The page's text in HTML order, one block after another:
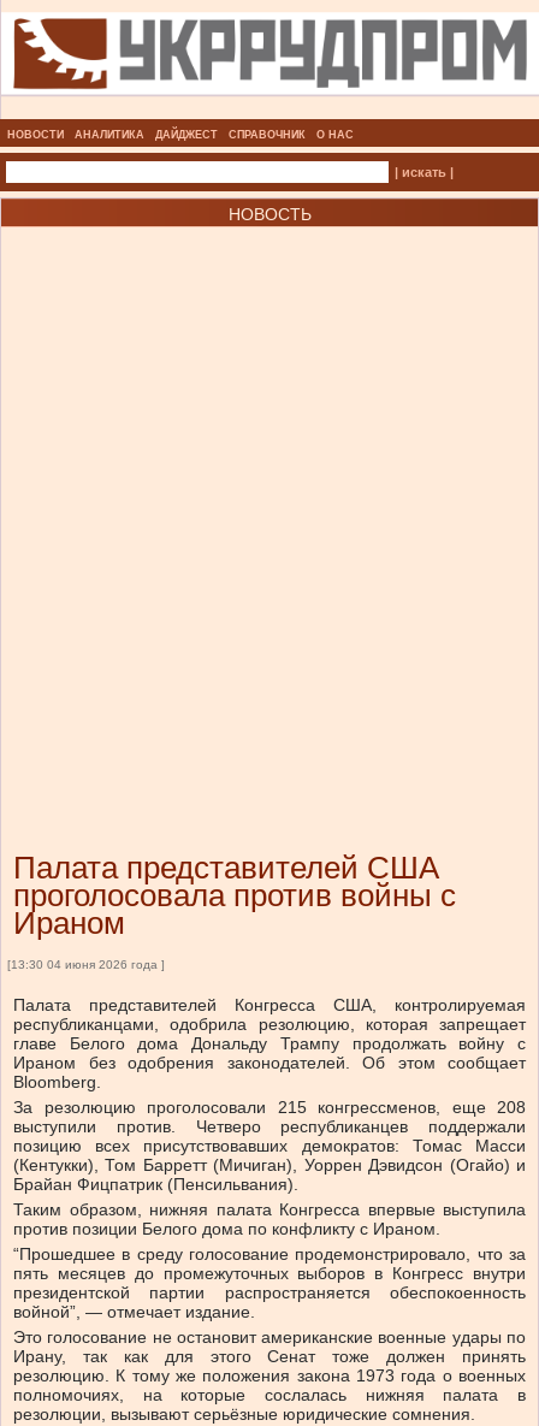
НОВОСТИ АНАЛИТИКА ДАЙДЖЕСТ СПРАВОЧНИК О НАС
| искать |
НОВОСТЬ
Палата представителей США
проголосовала против войны с
Ираном
[13:30 04 июня 2026 года ]
Палата представителей Конгресса США, контролируемая
республиканцами, одобрила резолюцию, которая запрещает
главе Белого дома Дональду Трампу продолжать войну с
Ираном без одобрения законодателей. Об этом сообщает
Bloomberg.
За резолюцию проголосовали 215 конгрессменов, еще 208
выступили против. Четверо республиканцев поддержали
позицию всех присутствовавших демократов: Томас Масси
(Кентукки), Том Барретт (Мичиган), Уоррен Дэвидсон (Огайо) и
Брайан Фицпатрик (Пенсильвания).
Таким образом, нижняя палата Конгресса впервые выступила
против позиции Белого дома по конфликту с Ираном.
“Прошедшее в среду голосование продемонстрировало, что за
пять месяцев до промежуточных выборов в Конгресс внутри
президентской партии распространяется обеспокоенность
войной”, — отмечает издание.
Это голосование не остановит американские военные удары по
Ирану, так как для этого Сенат тоже должен принять
резолюцию. К тому же положения закона 1973 года о военных
полномочиях, на которые сослалась нижняя палата в
резолюции, вызывают серьёзные юридические сомнения.